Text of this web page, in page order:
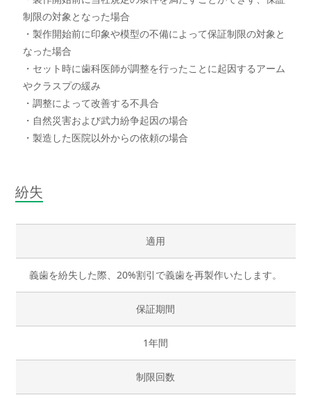
制限の対象となった場合
・製作開始前に印象や模型の不備によって保証制限の対象と
なった場合
・セット時に歯科医師が調整を行ったことに起因するアーム
やクラスプの緩み
・調整によって改善する不具合
・自然災害および武力紛争起因の場合
・製造した医院以外からの依頼の場合
紛失
適用
義歯を紛失した際、20%割引で義歯を再製作いたします。
保証期間
1年間
制限回数